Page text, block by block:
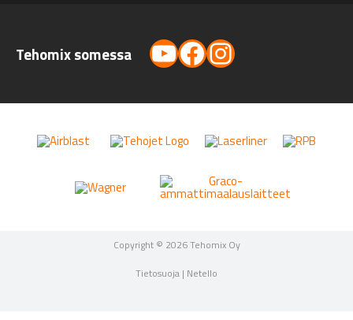
Tehomix somessa YouTube
Facebook
Instagram
Copyright © 2026 Tehomix Oy
Tietosuoja | Netello